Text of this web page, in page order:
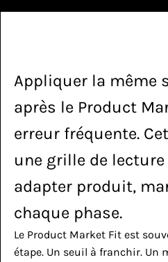
Appliquer la même
après le Product
erreur fréquente.
une grille de
adapter produit,
chaque phase.
Le Product Market Fit est
étape. Un seuil à franchir. Un